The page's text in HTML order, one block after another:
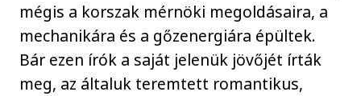
mégis a korszak mérnöki megoldásaira, a
mechanikára és a gőzenergiára épültek.
Bár ezen írók a saját jelenük jövőjét írták
meg, az általuk teremtett romantikus,